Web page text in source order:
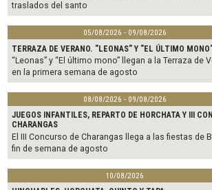
traslados del santo
05/08/2026 - 09/08/2026
TERRAZA DE VERANO. "LEONAS" Y "EL ÚLTIMO
“Leonas” y “El último mono” llegan a la Terraza de
en la primera semana de agosto
08/08/2026 - 09/08/2026
JUEGOS INFANTILES, REPARTO DE HORCHATA Y III
CHARANGAS
El III Concurso de Charangas llega a las fiestas de
fin de semana de agosto
10/08/2026